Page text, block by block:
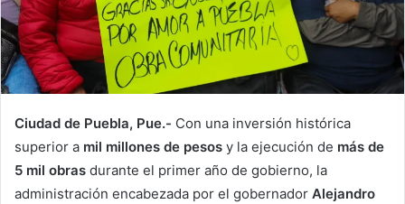
Ciudad de Puebla, Pue.- Con una inversión histórica
superior a mil millones de pesos y la ejecución de más de
5 mil obras durante el primer año de gobierno, la
administración encabezada por el gobernador Alejandro